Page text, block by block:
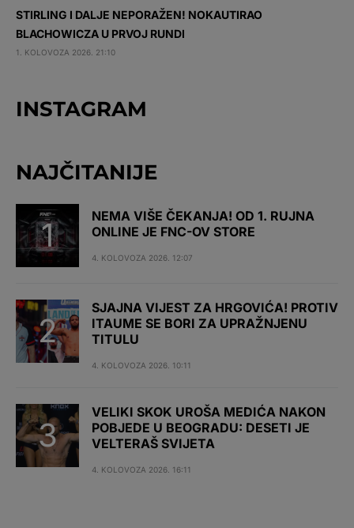
STIRLING I DALJE NEPORAŽEN! NOKAUTIRAO
BLACHOWICZA U PRVOJ RUNDI
1. KOLOVOZA 2026. 21:10
INSTAGRAM
NAJČITANIJE
NEMA VIŠE ČEKANJA! OD 1. RUJNA
ONLINE JE FNC-OV STORE
4. KOLOVOZA 2026. 12:07
SJAJNA VIJEST ZA HRGOVIĆA! PROTIV
ITAUME SE BORI ZA UPRAŽNJENU
TITULU
4. KOLOVOZA 2026. 10:11
VELIKI SKOK UROŠA MEDIĆA NAKON
POBJEDE U BEOGRADU: DESETI JE
VELTERAŠ SVIJETA
4. KOLOVOZA 2026. 16:11